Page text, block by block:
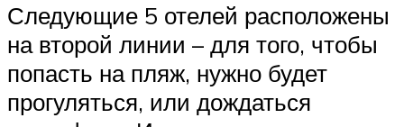
Следующие 5 отелей расположены
на второй линии – для того, чтобы
попасть на пляж, нужно будет
прогуляться, или дождаться